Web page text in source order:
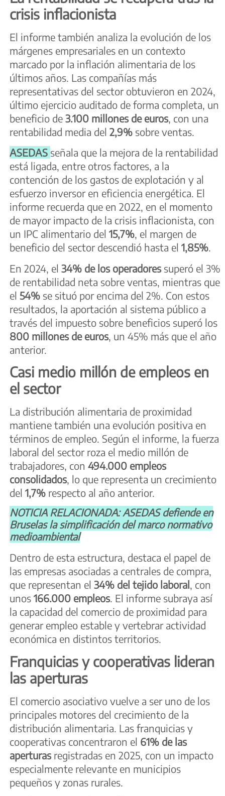
crisis inflacionista
El informe también analiza la evolución de los
márgenes empresariales en un contexto
marcado por la inflación alimentaria de los
últimos años. Las compañías más
representativas del sector obtuvieron en 2024,
último ejercicio auditado de forma completa, un
beneficio de 3.100 millones de euros, con una
rentabilidad media del 2,9% sobre ventas.
ASEDAS señala que la mejora de la rentabilidad
está ligada, entre otros factores, a la
contención de los gastos de explotación y al
esfuerzo inversor en eficiencia energética. El
informe recuerda que en 2022, en el momento
de mayor impacto de la crisis inflacionista, con
un IPC alimentario del 15,7%, el margen de
beneficio del sector descendió hasta el 1,85%.
En 2024, el 34% de los operadoressuperó el 3%
de rentabilidad neta sobre ventas, mientras que
el 54% se situó por encima del 2%. Con estos
resultados, la aportación al sistema público a
través del impuesto sobre beneficios superó los
800 millones de euros, un 45% más que el año
anterior.
Casi medio millón de empleos en
el sector
La distribución alimentaria de proximidad
mantiene también una evolución positiva en
términos de empleo. Según el informe, la fuerza
laboral del sector roza el medio millón de
trabajadores, con 494.000 empleos
consolidados, lo que representa un crecimiento
del 1,7% respecto al año anterior.
NOTICIA RELACIONADA: ASEDAS defiende en
Bruselas la simplificación del marco normativo
medioambiental
Dentro de esta estructura, destaca el papel de
las empresas asociadas a centrales de compra,
que representan el 34% del tejido laboral , con
unos 166.000 empleos. El informe subraya así
la capacidad del comercio de proximidad para
generar empleo estable y vertebrar actividad
económica en distintos territorios.
Franquicias y cooperativas lideran
las aperturas
El comercio asociativo vuelve a ser uno de los
principales motores del crecimiento de la
distribución alimentaria. Las franquicias y
cooperativas concentraron el 61% de las
aperturasregistradas en 2025, con un impacto
especialmente relevante en municipios
pequeños y zonas rurales.